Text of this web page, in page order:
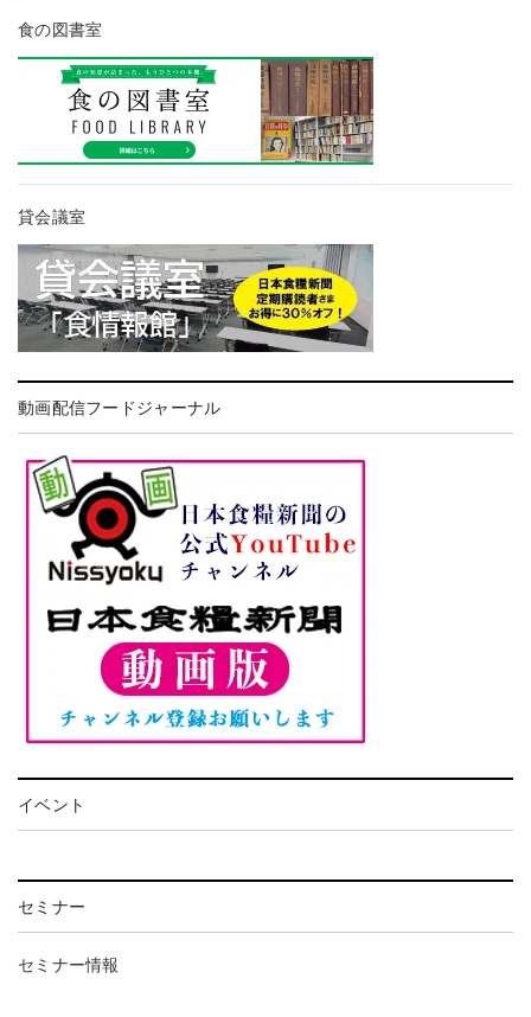
食の図書室
貸会議室
動画配信フードジャーナル
イベント
セミナー
セミナー情報